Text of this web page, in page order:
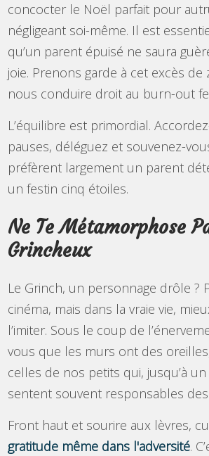
concocter le Noël parfait pour
négligeant soi-même. Il est
qu’un parent épuisé ne saura
joie. Prenons garde à cet excès
nous conduire droit au burn-out
L’équilibre est primordial.
pauses, déléguez et souvenez-
préfèrent largement un parent
un festin cinq étoiles.
Ne Te Métamorphose
Grincheux
Le Grinch, un personnage drôle ?
cinéma, mais dans la vraie vie,
l’imiter. Sous le coup de
vous que les murs ont des
celles de nos petits qui, jusqu’à un
sentent souvent responsables
Front haut et sourire aux lèvres,
gratitude même dans l'adversité.